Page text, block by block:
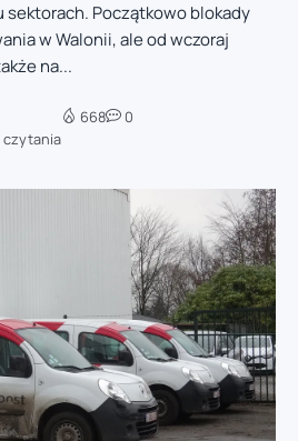
Początkowo blokady
w Walonii, ale od wczoraj
na...
czytania
668 0